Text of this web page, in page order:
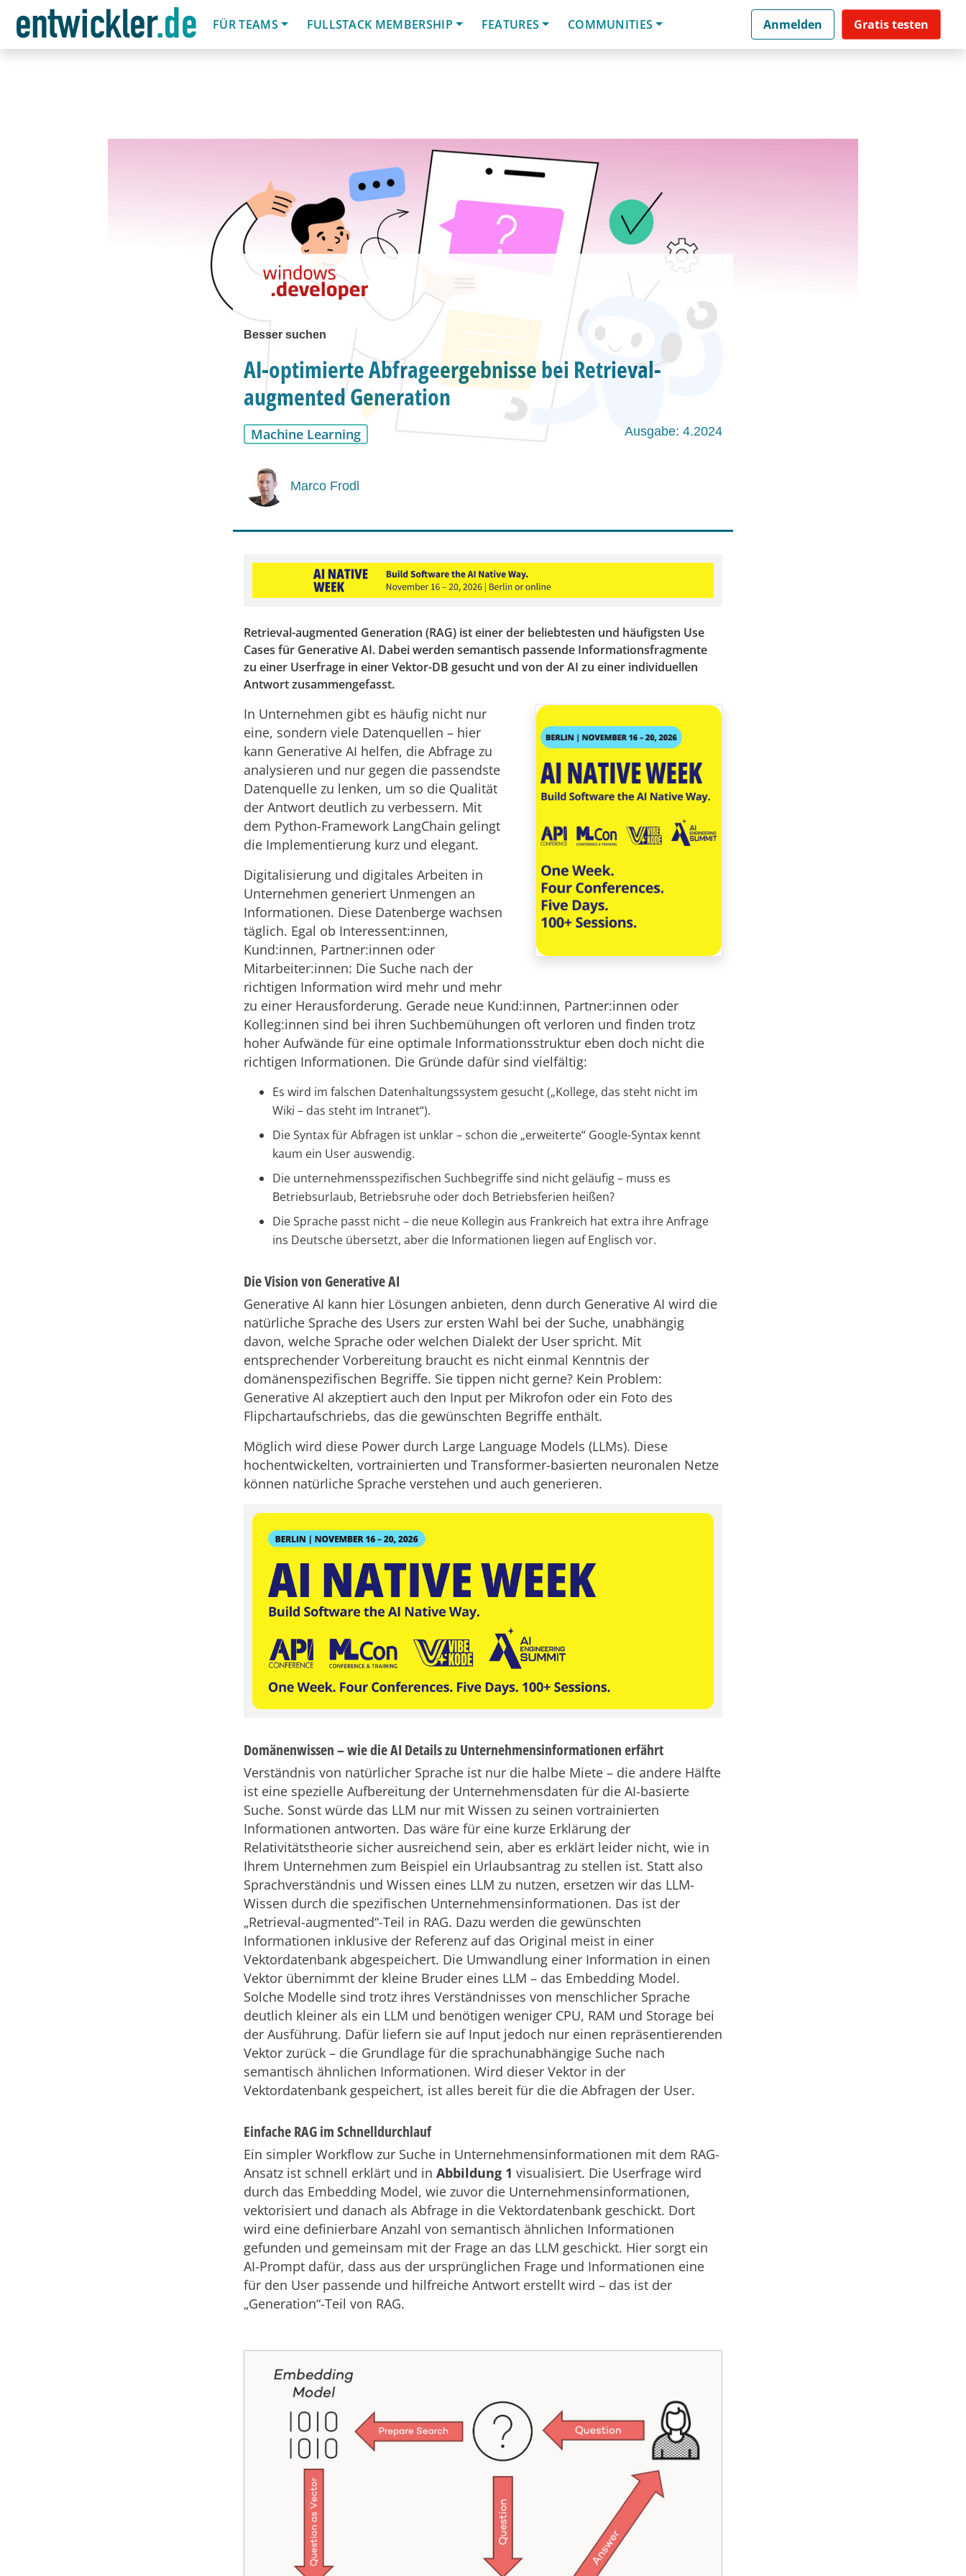
FÜR TEAMS
FULLSTACK MEMBERSHIP FEATURES COMMUNITIES Anmelden Gratis testen
Besser suchen
AI-optimierte Abfrageergebnisse bei Retrieval-
augmented Generation
Machine Learning Ausgabe: 4.2024
Marco Frodl
Retrieval-augmented Generation (RAG) ist einer der beliebtesten und häufigsten Use
Cases für Generative AI. Dabei werden semantisch passende Informationsfragmente
zu einer Userfrage in einer Vektor-DB gesucht und von der AI zu einer individuellen
Antwort zusammengefasst.
In Unternehmen gibt es häufig nicht nur
eine, sondern viele Datenquellen – hier
kann Generative AI helfen, die Abfrage zu
analysieren und nur gegen die passendste
Datenquelle zu lenken, um so die Qualität
der Antwort deutlich zu verbessern. Mit
dem Python-Framework LangChain gelingt
die Implementierung kurz und elegant.
Digitalisierung und digitales Arbeiten in
Unternehmen generiert Unmengen an
Informationen. Diese Datenberge wachsen
täglich. Egal ob Interessent:innen,
Kund:innen, Partner:innen oder
Mitarbeiter:innen: Die Suche nach der
richtigen Information wird mehr und mehr
zu einer Herausforderung. Gerade neue Kund:innen, Partner:innen oder
Kolleg:innen sind bei ihren Suchbemühungen oft verloren und finden trotz
hoher Aufwände für eine optimale Informationsstruktur eben doch nicht die
richtigen Informationen. Die Gründe dafür sind vielfältig:
Es wird im falschen Datenhaltungssystem gesucht („Kollege, das steht nicht im
Wiki – das steht im Intranet“).
Die Syntax für Abfragen ist unklar – schon die „erweiterte“ Google-Syntax kennt
kaum ein User auswendig.
Die unternehmensspezifischen Suchbegriffe sind nicht geläufig – muss es
Betriebsurlaub, Betriebsruhe oder doch Betriebsferien heißen?
Die Sprache passt nicht – die neue Kollegin aus Frankreich hat extra ihre Anfrage
ins Deutsche übersetzt, aber die Informationen liegen auf Englisch vor.
Die Vision von Generative AI
Generative AI kann hier Lösungen anbieten, denn durch Generative AI wird die
natürliche Sprache des Users zur ersten Wahl bei der Suche, unabhängig
davon, welche Sprache oder welchen Dialekt der User spricht. Mit
entsprechender Vorbereitung braucht es nicht einmal Kenntnis der
domänenspezifischen Begriffe. Sie tippen nicht gerne? Kein Problem:
Generative AI akzeptiert auch den Input per Mikrofon oder ein Foto des
Flipchartaufschriebs, das die gewünschten Begriffe enthält.
Möglich wird diese Power durch Large Language Models (LLMs). Diese
hochentwickelten, vortrainierten und Transformer-basierten neuronalen Netze
können natürliche Sprache verstehen und auch generieren.
Domänenwissen – wie die AI Details zu Unternehmensinformationen erfährt
Verständnis von natürlicher Sprache ist nur die halbe Miete – die andere Hälfte
ist eine spezielle Aufbereitung der Unternehmensdaten für die AI-basierte
Suche. Sonst würde das LLM nur mit Wissen zu seinen vortrainierten
Informationen antworten. Das wäre für eine kurze Erklärung der
Relativitätstheorie sicher ausreichend sein, aber es erklärt leider nicht, wie in
Ihrem Unternehmen zum Beispiel ein Urlaubsantrag zu stellen ist. Statt also
Sprachverständnis und Wissen eines LLM zu nutzen, ersetzen wir das LLM-
Wissen durch die spezifischen Unternehmensinformationen. Das ist der
„Retrieval-augmented“-Teil in RAG. Dazu werden die gewünschten
Informationen inklusive der Referenz auf das Original meist in einer
Vektordatenbank abgespeichert. Die Umwandlung einer Information in einen
Vektor übernimmt der kleine Bruder eines LLM – das Embedding Model.
Solche Modelle sind trotz ihres Verständnisses von menschlicher Sprache
deutlich kleiner als ein LLM und benötigen weniger CPU, RAM und Storage bei
der Ausführung. Dafür liefern sie auf Input jedoch nur einen repräsentierenden
Vektor zurück – die Grundlage für die sprachunabhängige Suche nach
semantisch ähnlichen Informationen. Wird dieser Vektor in der
Vektordatenbank gespeichert, ist alles bereit für die die Abfragen der User.
Einfache RAG im Schnelldurchlauf
Ein simpler Workflow zur Suche in Unternehmensinformationen mit dem RAG-
Ansatz ist schnell erklärt und in Abbildung 1 visualisiert. Die Userfrage wird
durch das Embedding Model, wie zuvor die Unternehmensinformationen,
vektorisiert und danach als Abfrage in die Vektordatenbank geschickt. Dort
wird eine definierbare Anzahl von semantisch ähnlichen Informationen
gefunden und gemeinsam mit der Frage an das LLM geschickt. Hier sorgt ein
AI-Prompt dafür, dass aus der ursprünglichen Frage und Informationen eine
für den User passende und hilfreiche Antwort erstellt wird – das ist der
„Generation“-Teil von RAG.